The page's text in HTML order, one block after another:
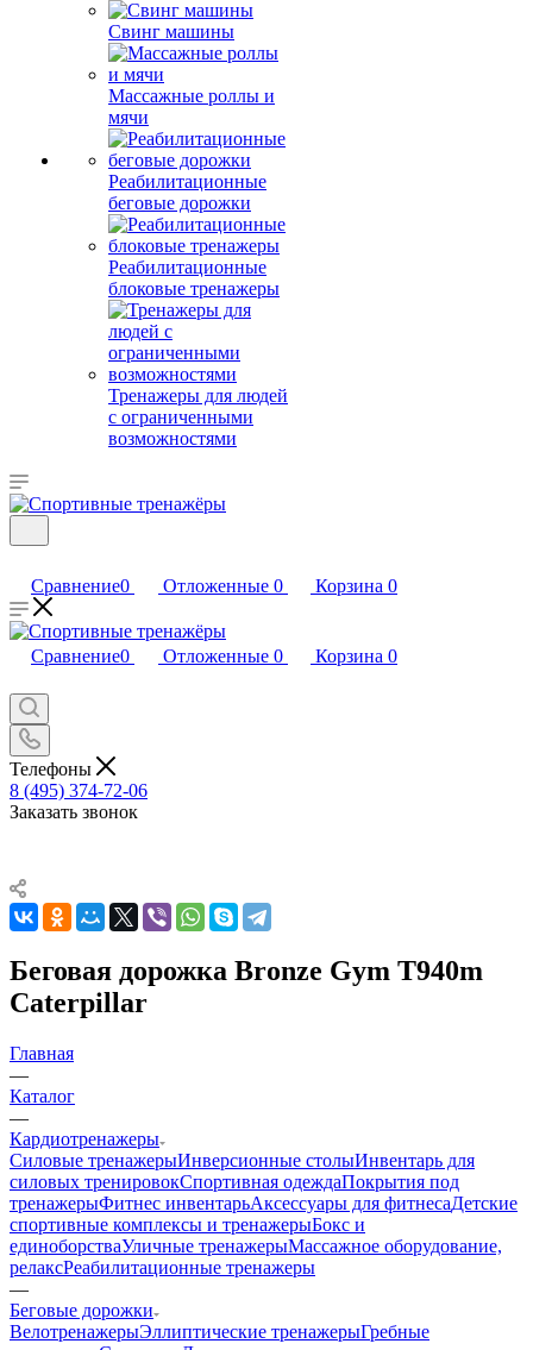
Свинг машины
Массажные роллы и
мячи
Реабилитационные
беговые дорожки
Реабилитационные
блоковые тренажеры
Тренажеры для людей
с ограниченными
возможностями
Сравнение0 Отложенные 0 Корзина 0
Сравнение0 Отложенные 0 Корзина 0
Телефоны
8 (495) 374-72-06
Заказать звонок
Беговая дорожка Bronze Gym T940m
Caterpillar
Главная
—
Каталог
—
Кардиотренажеры
Силовые тренажерыИнверсионные столыИнвентарь для
силовых тренировокСпортивная одеждаПокрытия под
тренажерыФитнес инвентарьАксессуары для фитнесаДетские
спортивные комплексы и тренажерыБокс и
единоборстваУличные тренажерыМассажное оборудование,
релаксРеабилитационные тренажеры
—
Беговые дорожки
ВелотренажерыЭллиптические тренажерыГребные